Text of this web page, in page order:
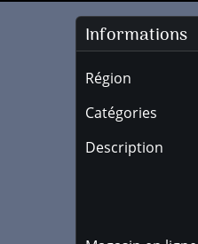
Informations
Région
Catégories
Description